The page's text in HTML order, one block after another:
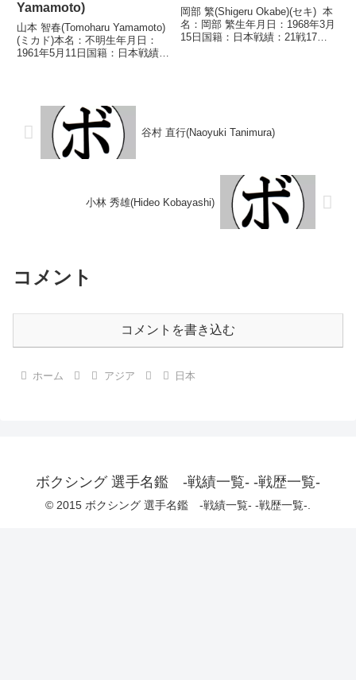
Yamamoto)
山本 智春(Tomoharu Yamamoto)
(ミカド)本名：不明生年月日：
1961年5月11日国籍：日本戦績：
○1RKO 鈴木 聡(鈴...
岡部 繁(Shigeru Okabe)(セキ) 本
名：岡部 繁生年月日：1968年3月
15日国籍：日本戦績：21戦17勝
谷村 直行(Naoyuki Tanimura)
小林 秀雄(Hideo Kobayashi)
コメント
コメントを書き込む
ホーム アジア 日本
ボクシング 選手名鑑 -戦績一覧- -戦歴一覧-
© 2015 ボクシング 選手名鑑 -戦績一覧- -戦歴一覧-.